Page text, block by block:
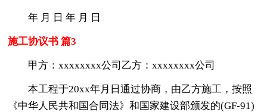
年 月 日 年 月 日
施工协议书 篇3
甲方：xxxxxxxx公司乙方：xxxxxxxx公司
本工程于20xx年月日通过协商，由乙方施工，按照
《中华人民共和国合同法》和国家建设部颁发的(GF-91)